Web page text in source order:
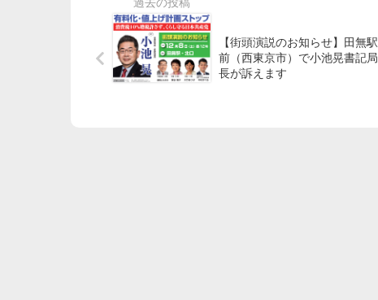
【街頭演説のお知らせ】田無駅
前（西東京市）で小池晃書記局
長が訴えます